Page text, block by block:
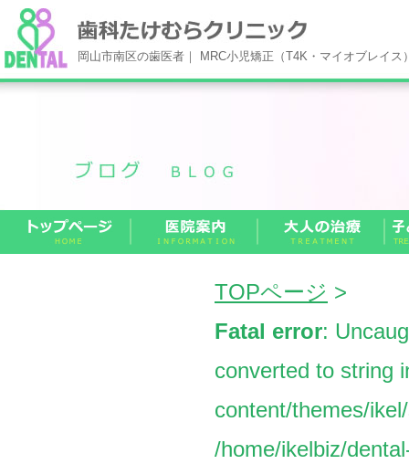
岡山市南区の歯医者｜ MRC小児矯正（T4K・マイオブレイ
TOPページ >
Fatal error:
converted to string
content/themes/
/home/ikelbiz/